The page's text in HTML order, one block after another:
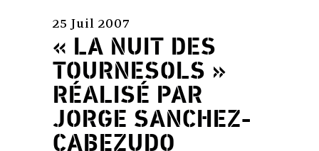
25 Juil 2007
« LA NUIT DES
TOURNESOLS »
RÉALISÉ PAR
JORGE SANCHEZ-
CABEZUDO